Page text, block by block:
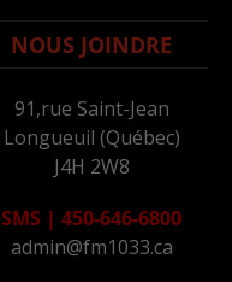
NOUS JOINDRE
91,rue Saint-Jean
Longueuil (Québec)
J4H 2W8
SMS | 450-646-6800
admin@fm1033.ca